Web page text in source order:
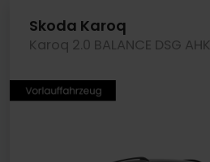
Skoda Karoq